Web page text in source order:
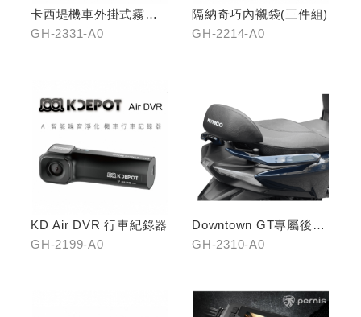
卡西堤機車外掛式霧燈
組(雙燈)
GH-2331-A0
隔納奇巧內襯袋(三件組)
GH-2214-A0
KD Air DVR 行車紀錄器
GH-2199-A0
Downtown GT專屬後靠
墊
GH-2310-A0